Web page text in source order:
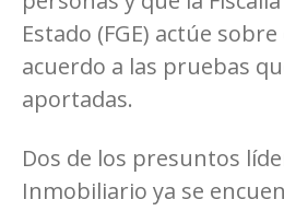
Estado (FGE) actúe sobre
acuerdo a las pruebas
aportadas.
Dos de los presuntos
Inmobiliario ya se